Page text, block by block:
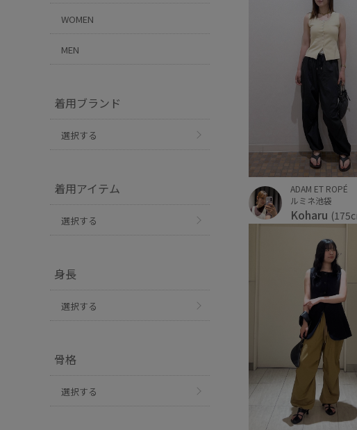
WOMEN
MEN
着用ブランド
選択する
着用アイテム
選択する
身長
選択する
骨格
選択する
ADAM ET ROPÉ
ルミネ池袋
Koharu